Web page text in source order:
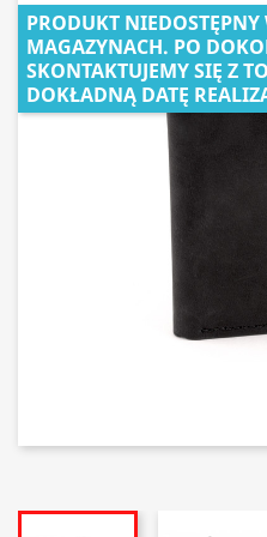
PRODUKT NIEDOSTĘPNY
MAGAZYNACH. PO
SKONTAKTUJEMY SIĘ Z
DOKŁADNĄ DATĘ